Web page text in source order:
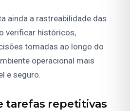
ainda a rastreabilidade das
verificar históricos,
tomadas ao longo do
operacional mais
e seguro.
tarefas repetitivas